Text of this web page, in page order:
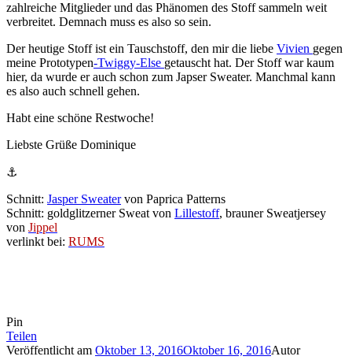
zahlreiche Mitglieder und das Phänomen des Stoff sammeln weit
verbreitet. Demnach muss es also so sein.
Der heutige Stoff ist ein Tauschstoff, den mir die liebe Vivien gegen
meine Prototypen-Twiggy-Else getauscht hat. Der Stoff war kaum
hier, da wurde er auch schon zum Japser Sweater. Manchmal kann
es also auch schnell gehen.
Habt eine schöne Restwoche!
Liebste Grüße Dominique
⚓
Schnitt: Jasper Sweatervon Paprica Patterns
Schnitt: goldglitzerner Sweat von Lillestoff, brauner Sweatjersey
von Jippel
verlinkt bei: RUMS
Pin
Teilen
Veröffentlicht am Oktober 13, 2016Oktober 16, 2016Autor